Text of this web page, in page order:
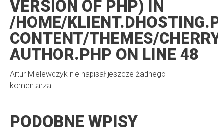
VERSION OF PHP) IN
/HOME/
CONTENT/THEMES/
AUTHOR.PHP ON LINE 48
Artur Mielewczyk nie napisał jeszcze żadnego
komentarza.
PODOBNE WPISY